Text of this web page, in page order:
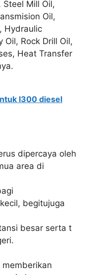
Steel Mill Oil,
Oil,
Hydraulic
Oil, Rock Drill Oil,
Heat Transfer
l300 diesel
dipercaya oleh
area di
begitujuga
besar serta t
memberikan